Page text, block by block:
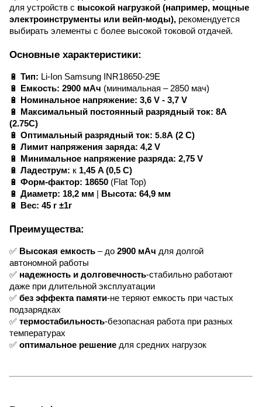
для устройств с высокой нагрузкой (например, мощные
электроинструменты или вейп-моды), рекомендуется
выбирать элементы с более высокой токовой отдачей.
Основные характеристики:
🔋 Тип: Li-Ion Samsung INR18650-29E
🔋
Емкость: 2900 мАч (минимальная – 2850 мач)
🔋
Номинальное напряжение: 3,6 V - 3,7 V
🔋
Максимальный постоянный разрядный ток: 8A
(2.75C)
🔋 Оптимальный разрядный ток: 5.8A (2 C)
🔋 Лимит напряжения заряда: 4,2 V
🔋
Минимальное напряжение разряда: 2,75 V
🔋 Ладеструм: к 1,45 A (0,5 C)
🔋 Форм-фактор: 18650 (Flat Top)
🔋 Диаметр: 18,2 мм Высота: 64,9 мм
🔋
Вес: 45 г ±1г
Преимущества:
✅ Высокая емкость – до 2900 мАч для долгой
автономной работы
✅ надежность и долговечность-стабильно работают
даже при длительной эксплуатации
✅ без эффекта памяти-не теряют емкость при частых
подзарядках
✅ термостабильность-безопасная работа при разных
температурах
✅ оптимальное решение для средних нагрузок